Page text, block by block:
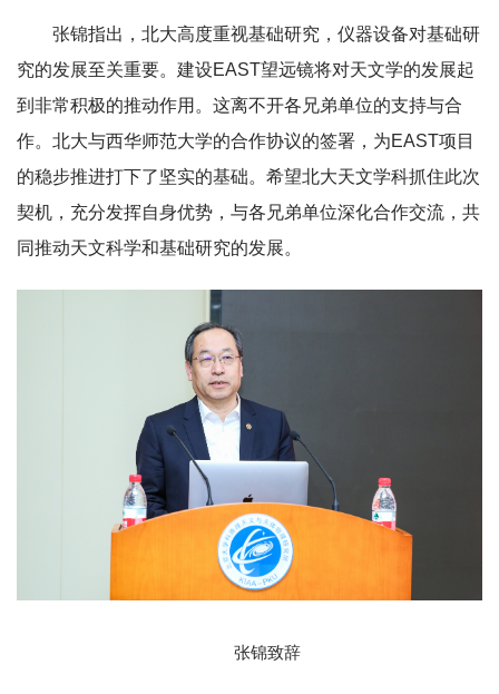
张锦指出，北大高度重视基础研究，仪器设备对基础研
究的发展至关重要。建设EAST望远镜将对天文学的发展起
到非常积极的推动作用。这离不开各兄弟单位的支持与合
作。北大与西华师范大学的合作协议的签署，为EAST项目
的稳步推进打下了坚实的基础。希望北大天文学科抓住此次
契机，充分发挥自身优势，与各兄弟单位深化合作交流，共
同推动天文科学和基础研究的发展。
张锦致辞